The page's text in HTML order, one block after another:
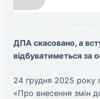
ДПА скасовано, а
відбуватиметься
24 грудня 2025 року
«Про внесення змін